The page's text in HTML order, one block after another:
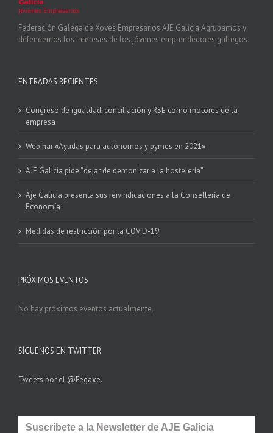
Federación Galega de Xoves Empresarios AJE Galicia Agrupamos y
defendemos los intereses de los jóvenes emprendedores gallegos
ENTRADAS RECIENTES
Congreso de igualdad, conciliación y RSE como motores de la
empresa
Webinar «Ayudas para autónomos y pymes en 2021»
AJE Galicia pide “dejar de demonizar a la hostelería”
Aje Galicia presenta sus reivindicaciones a la Consellería de
Economía
Medidas de restricción por la COVID-19
PRÓXIMOS EVENTOS
No hay próximos eventos actualmente.
SÍGUENOS EN TWITTER
Tweets por el @Fegaxe.
Suscríbete a la Newsletter de AJE Galicia